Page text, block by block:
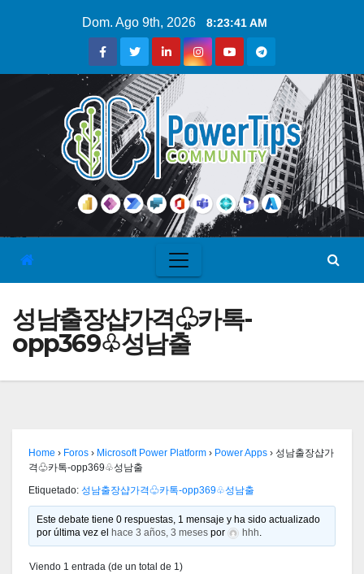
Dom. Ago 9th, 2026 8:23:42 AM
성남출장샵가격♧카톡-
opp369♧성남출
Home › Foros › Microsoft Power Platform › Power Apps › 성남출장샵가
격♧카톡-opp369♧성남출
Etiquetado: 성남출장샵가격♧카톡-opp369♧성남출
Este debate tiene 0 respuestas, 1 mensaje y ha sido actualizado
por última vez el
hace 3 años, 3 meses por hhh.
Viendo 1 entrada (de un total de 1)